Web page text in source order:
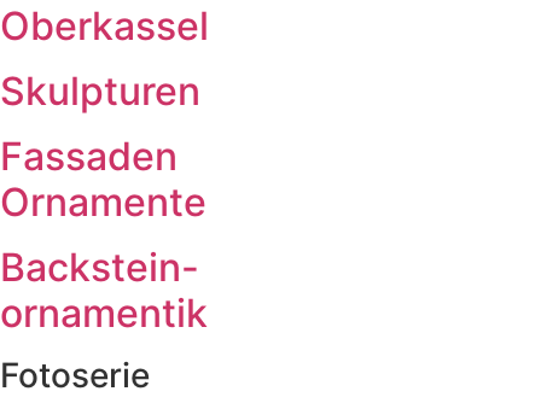
Oberkassel
Skulpturen
Fassaden
Ornamente
Backstein-
ornamentik
Fotoserie